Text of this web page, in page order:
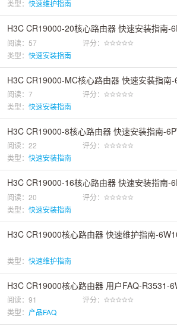
类型： 快速维护指南
H3C CR19000-20核心路由器 快速安装指南-
阅读：57 评分：
类型： 快速安装指南
H3C CR19000-MC核心路由器 快速安装指南
阅读：7 评分：
类型： 快速安装指南
H3C CR19000-8核心路由器 快速安装指南-
阅读：22 评分：
类型： 快速安装指南
H3C CR19000-16核心路由器 快速安装指南-
阅读：20 评分：
类型： 快速安装指南
H3C CR19000核心路由器 快速维护指南-
类型： 快速维护指南
H3C CR19000核心路由器 用户FAQ-R3531-
阅读：91 评分：
类型： 产品FAQ